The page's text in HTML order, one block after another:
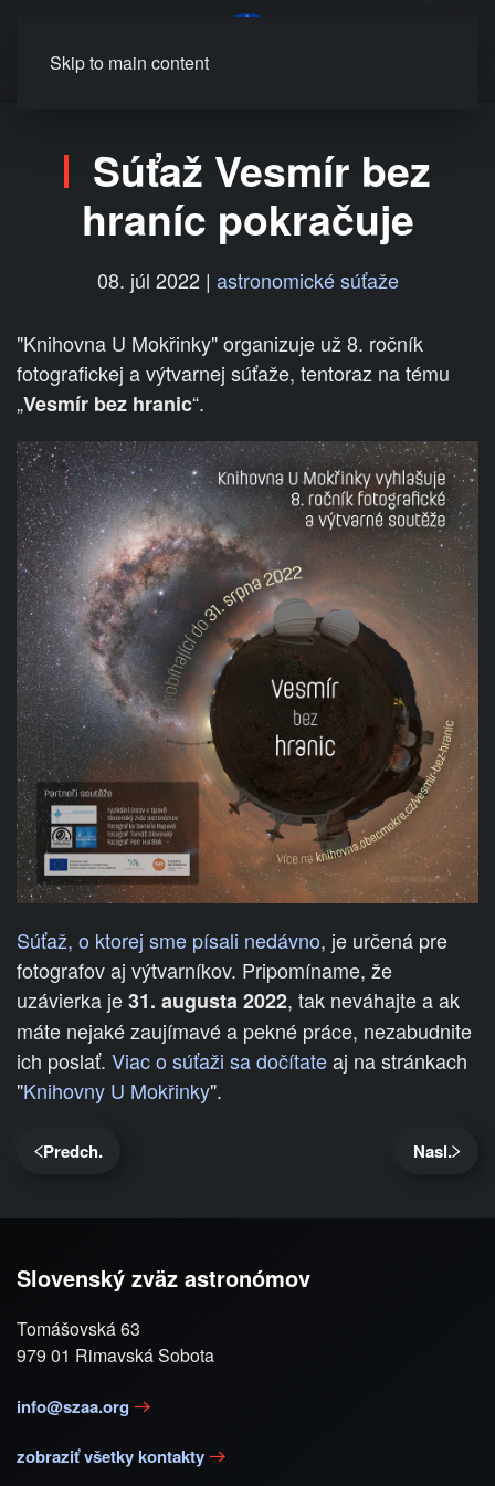
Skip to main content
Súťaž Vesmír bez
hraníc pokračuje
08. júl 2022 | astronomické súťaže
"Knihovna U Mokřinky" organizuje už 8. ročník
fotografickej a výtvarnej súťaže, tentoraz na tému
„Vesmír bez hranic“.
Súťaž, o ktorej sme písali nedávno, je určená pre
fotografov aj výtvarníkov. Pripomíname, že
uzávierka je31. augusta 2022, tak neváhajte a ak
máte nejaké zaujímavé a pekné práce, nezabudnite
ich poslať. Viac o súťaži sa dočítateaj na stránkach
"Knihovny U Mokřinky".
Predch. Nasl.
Slovenský zväz astronómov
Tomášovská 63
979 01 Rimavská Sobota
info@szaa.org
zobraziť všetky kontakty